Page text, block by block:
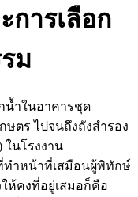
การเลือก
ม
น้ำในอาคารชุด
ษตร ไปจนถึงถังสำรอง
ในโรงงาน
ำหน้าที่เสมือนผู้พิทักษ์
ห้คงที่อยู่เสมอก็คือ